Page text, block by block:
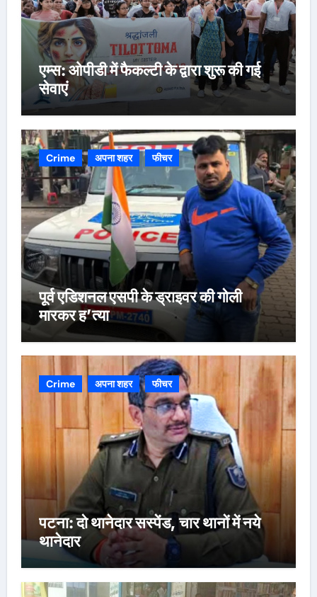
एम्स: ओपीडी में फैकल्टी के द्वारा शुरू की गई
सेवाएं
Crime अपना शहर फीचर
पूर्व एडिशनल एसपी के ड्राइवर की गोली
मारकर ह’त्या
Crime अपना शहर फीचर
पटना: दो थानेदार सस्पेंड, चार थानों में नये
थानेदार